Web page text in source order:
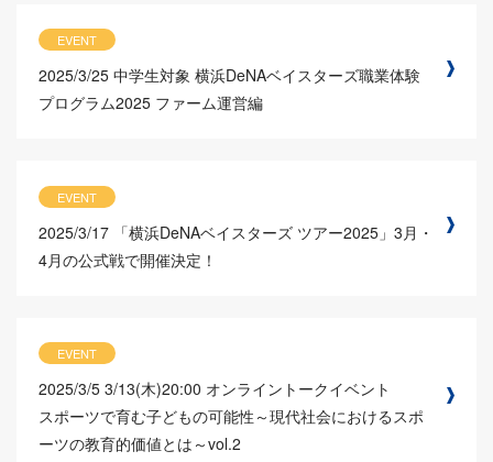
EVENT
2025/3/25 中学生対象 横浜DeNAベイスターズ職業体験
プログラム2025 ファーム運営編
EVENT
2025/3/17 「横浜DeNAベイスターズ ツアー2025」3月・
4月の公式戦で開催決定！
EVENT
2025/3/5 3/13(木)20:00 オンライントークイベント
スポーツで育む子どもの可能性～現代社会におけるスポ
ーツの教育的価値とは～vol.2